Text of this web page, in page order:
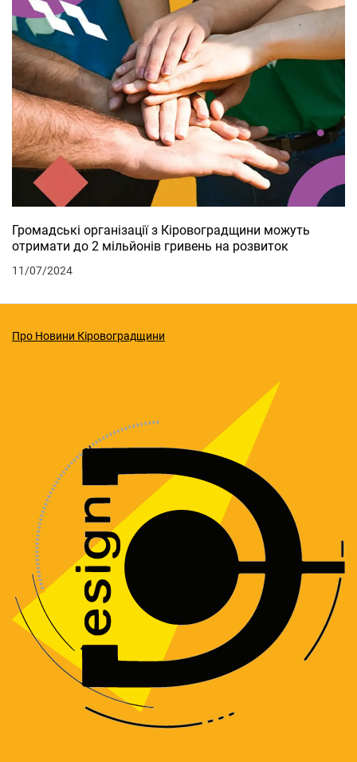
Громадські організації з Кіровоградщини можуть
отримати до 2 мільйонів гривень на розвиток
11/07/2024
Про Новини Кіровоградщини